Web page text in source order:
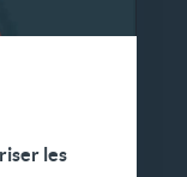
les